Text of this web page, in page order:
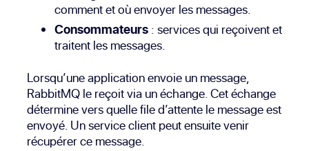
comment et où envoyer les messages.
Consommateurs : services qui reçoivent et
traitent les messages.
Lorsqu’une application envoie un message,
RabbitMQ le reçoit via un échange. Cet échange
détermine vers quelle file d’attente le message est
envoyé. Un service client peut ensuite venir
récupérer ce message.